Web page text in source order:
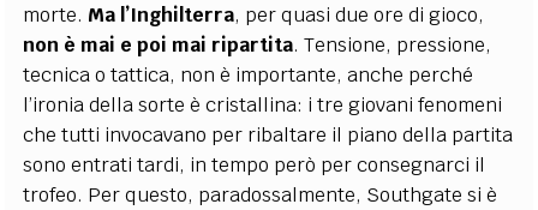
morte. Ma l’Inghilterra, per quasi due ore di gioco,
non è mai e poi mai ripartita. Tensione, pressione,
tecnica o tattica, non è importante, anche perché
l’ironia della sorte è cristallina: i tre giovani fenomeni
che tutti invocavano per ribaltare il piano della partita
sono entrati tardi, in tempo però per consegnarci il
trofeo. Per questo, paradossalmente, Southgate si è